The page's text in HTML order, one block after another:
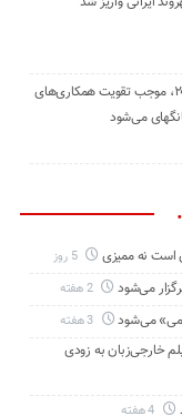
سردار جوانی: رزمایش سهند ۲۰۲۵، موجب تقویت همکاری‌های
می‌شود
است نه ممیزی 5 روز
می‌شود 2 هفته
می‌شود 3 هفته
خارجی‌زبان به زودی